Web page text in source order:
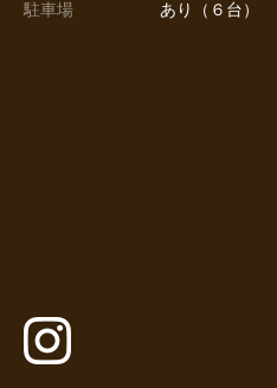
駐車場
あり（６台）